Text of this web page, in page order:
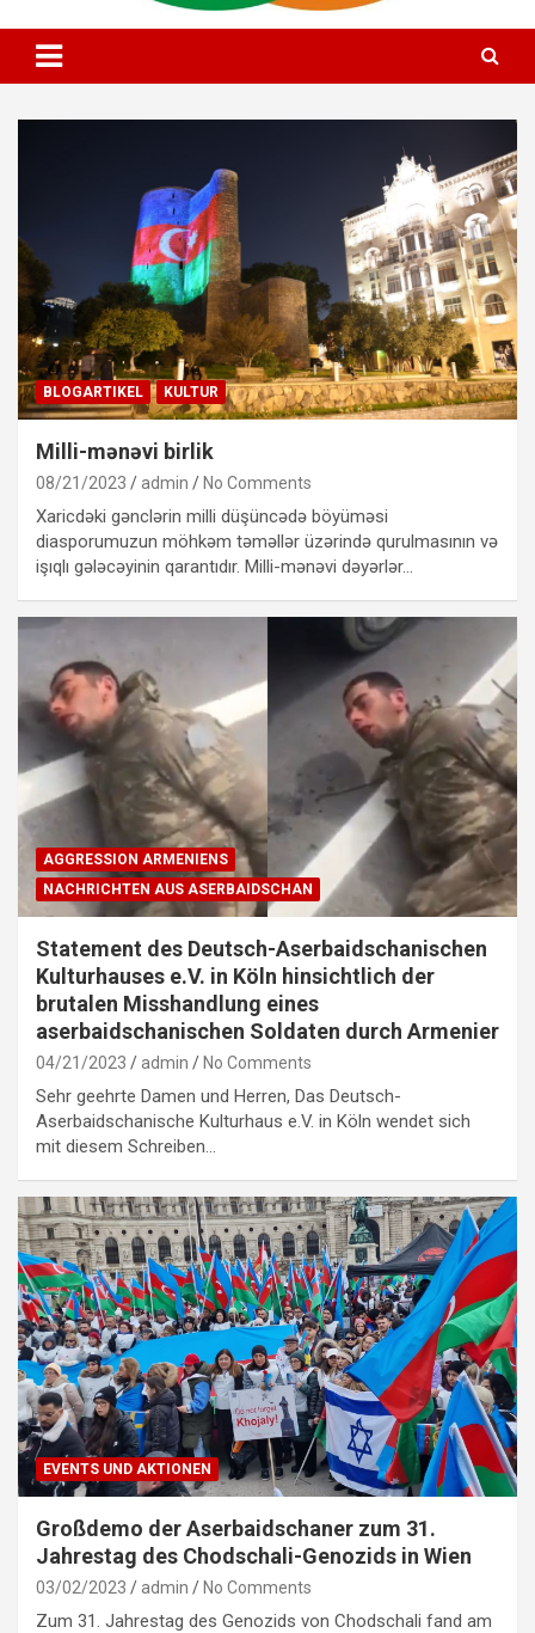
Deutsch Aserbaidschanisches
Kulturhaus e.V
BLOGARTIKEL KULTUR
Milli-mənəvi birlik
08/21/2023 admin No Comments
Xaricdəki gənclərin milli düşüncədə böyüməsi
diasporumuzun möhkəm təməllər üzərində qurulmasının və
işıqlı gələcəyinin qarantıdır. Milli-mənəvi dəyərlər…
AGGRESSION ARMENIENS
NACHRICHTEN AUS ASERBAIDSCHAN
Statement des Deutsch-Aserbaidschanischen
Kulturhauses e.V. in Köln hinsichtlich der
brutalen Misshandlung eines
aserbaidschanischen Soldaten durch Armenier
04/21/2023 admin No Comments
Sehr geehrte Damen und Herren, Das Deutsch-
Aserbaidschanische Kulturhaus e.V. in Köln wendet sich
mit diesem Schreiben…
EVENTS UND AKTIONEN
Großdemo der Aserbaidschaner zum 31.
Jahrestag des Chodschali-Genozids in Wien
03/02/2023 admin No Comments
Zum 31. Jahrestag des Genozids von Chodschali fand am